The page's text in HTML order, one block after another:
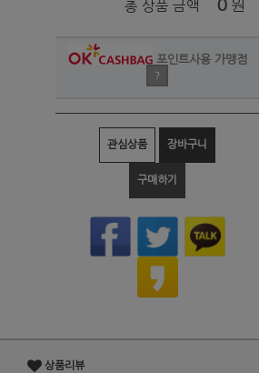
총 상품 금액 0 원
포인트사용 가맹점
?
관심상품 장바구니
구매하기
상품리뷰